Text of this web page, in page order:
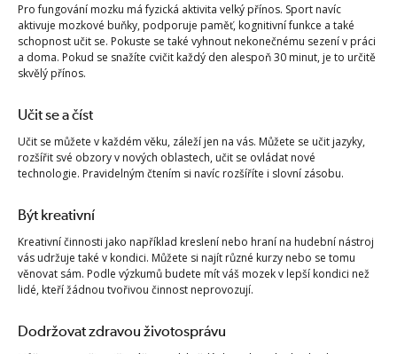
Pro fungování mozku má fyzická aktivita velký přínos. Sport navíc
aktivuje mozkové buňky, podporuje paměť, kognitivní funkce a také
schopnost učit se. Pokuste se také vyhnout nekonečnému sezení v práci
a doma. Pokud se snažíte cvičit každý den alespoň 30 minut, je to určitě
skvělý přínos.
Učit se a číst
Učit se můžete v každém věku, záleží jen na vás. Můžete se učit jazyky,
rozšířit své obzory v nových oblastech, učit se ovládat nové
technologie. Pravidelným čtením si navíc rozšíříte i slovní zásobu.
Být kreativní
Kreativní činnosti jako například kreslení nebo hraní na hudební nástroj
vás udržuje také v kondici. Můžete si najít různé kurzy nebo se tomu
věnovat sám. Podle výzkumů budete mít váš mozek v lepší kondici než
lidé, kteří žádnou tvořivou činnost neprovozují.
Dodržovat zdravou životosprávu